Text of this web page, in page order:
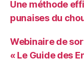
Une méthode
punaises du
Webinaire de
« Le Guide des